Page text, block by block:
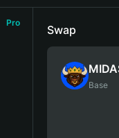
Pro
Swap
Base